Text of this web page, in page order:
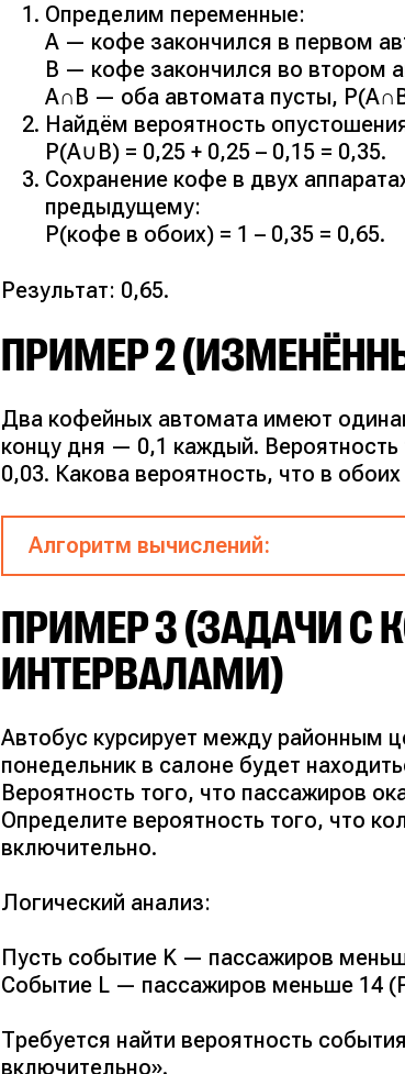
Определим переменные:
A — кофе закончился в первом
B — кофе закончился во втором
A∩B — оба автомата пусты,
Найдём вероятность
P(A∪B) = 0,25 + 0,25 – 0,15 = 0,35.
Сохранение кофе в двух
предыдущему:
P(кофе в обоих) = 1 – 0,35 = 0,65.
Результат: 0,65.
ПРИМЕР 2
Два кофейных автомата имеют
концу дня — 0,1 каждый.
0,03. Какова вероятность, что в
Алгоритм вычислений:
P(A) = 0,1, P(B) = 0,1, P(A∩B) =
Вероятность окончания кофе
P(A∪B) = 0,1 + 0,1 – 0,03 = 0,17.
Вероятность наличия кофе в
Результат: 0,83.
ПРИМЕР 3 (ЗАДАЧИ С
ИНТЕРВАЛАМИ)
Автобус курсирует между районным
понедельник в салоне будет
Вероятность того, что пассажиров
Определите вероятность того, что
включительно.
Логический анализ:
Пусть событие K — пассажиров
Событие L — пассажиров меньше 14
Требуется найти вероятность
включительно».